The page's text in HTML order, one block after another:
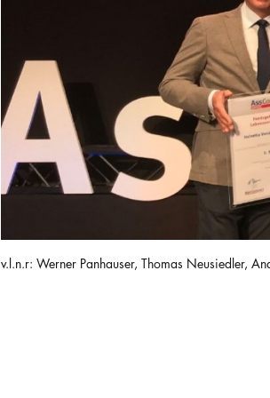
v.l.n.r: Werner Panhauser, Thomas Neusiedler,